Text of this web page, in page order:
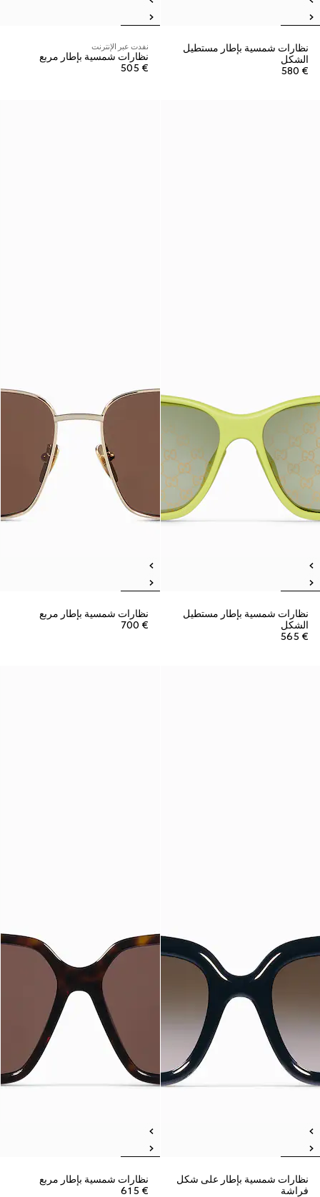
نظارات شمسية بإطار مستطيل
الشكل
€ 580
نفدت عبر الإنترنت
نظارات شمسية بإطار مربع
€ 505
نظارات شمسية بإطار مستطيل
الشكل
€ 565
نظارات شمسية بإطار مربع
€ 700
نظارات شمسية بإطار على شكل
فراشة
نظارات شمسية بإطار مربع
€ 615